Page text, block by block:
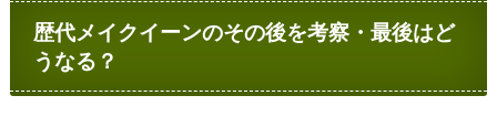
歴代メイクイーンのその後を考察・最後はど
うなる？